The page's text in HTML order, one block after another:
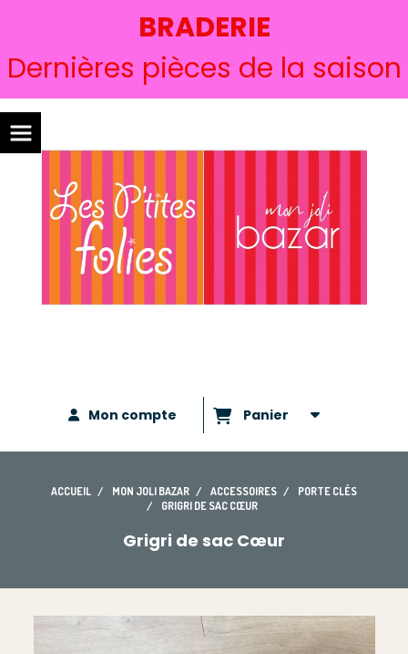
BRADERIE
Dernières pièces de la saison
Mon compte Panier
ACCUEIL MON JOLI BAZAR ACCESSOIRES
PORTE CLÉS
GRIGRI DE SAC CŒUR
Grigri de sac Cœur